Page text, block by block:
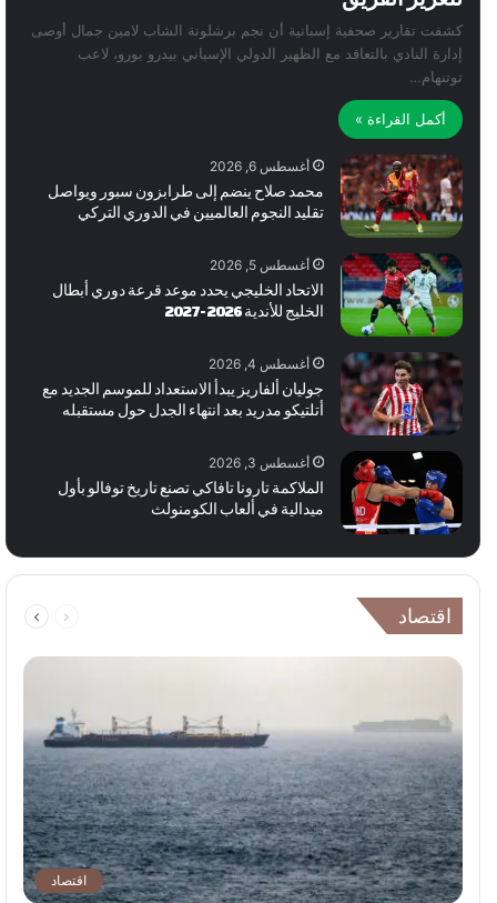
كشفت تقارير صحفية إسبانية أن نجم برشلونة الشاب لامين جمال أوصى
إدارة النادي بالتعاقد مع الظهير الدولي الإسباني بيدرو بورو، لاعب
توتنهام…
أكمل القراءة »
أغسطس 6, 2026
محمد صلاح ينضم إلى طرابزون سبور ويواصل
تقليد النجوم العالميين في الدوري التركي
أغسطس 5, 2026
الاتحاد الخليجي يحدد موعد قرعة دوري أبطال
الخليج للأندية 2026-2027
أغسطس 4, 2026
جوليان ألفاريز يبدأ الاستعداد للموسم الجديد مع
أتلتيكو مدريد بعد انتهاء الجدل حول مستقبله
أغسطس 3, 2026
الملاكمة تارونا تافاكي تصنع تاريخ توفالو بأول
ميدالية في ألعاب الكومنولث
اقتصاد الصفحةالصفحة
اقتصاد